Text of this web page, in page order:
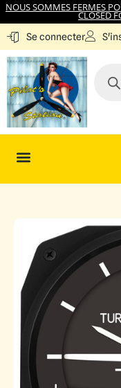
NOUS SOMMES FERMES
CLOSED
Se connecter